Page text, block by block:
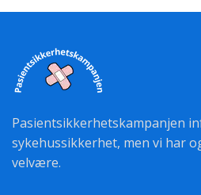
Pasientsikkerhetskampanjen
sykehussikkerhet, men vi har
velvære.